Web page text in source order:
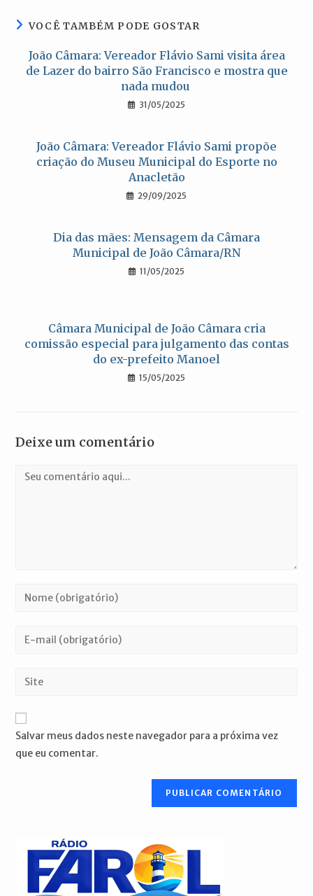
VOCÊ TAMBÉM PODE GOSTAR
João Câmara: Vereador Flávio Sami visita área
de Lazer do bairro São Francisco e mostra que
nada mudou
31/05/2025
João Câmara: Vereador Flávio Sami propõe
criação do Museu Municipal do Esporte no
Anacletão
29/09/2025
Dia das mães: Mensagem da Câmara
Municipal de João Câmara/RN
11/05/2025
Câmara Municipal de João Câmara cria
comissão especial para julgamento das contas
do ex-prefeito Manoel
15/05/2025
Deixe um comentário
Comentário
Digite
ou
de
para
comentar
Digite
de
mail
para
comentar
Digite
URL
do
site
Salvar meus dados neste navegador para a próxima vez
que eu comentar.